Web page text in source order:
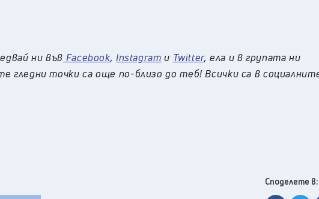
ни във Facebook, Instagram и Twitter, ела и в групата ни
гледни точки са още по-близо до теб! Всички са в
Споделете в: